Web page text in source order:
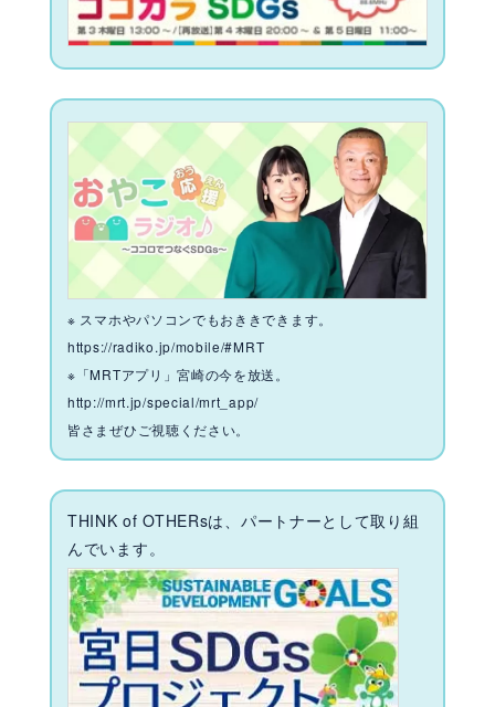
※ スマホやパソコンでもおききできます。
https://radiko.jp/mobile/#MRT
※「MRTアプリ」宮崎の今を放送。
http://mrt.jp/special/mrt_app/
皆さまぜひご視聴ください。
THINK of OTHERsは、パートナーとして取り組
んでいます。